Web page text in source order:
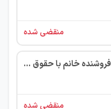
منقضی شده
استخدام فروشنده خانم با حقوق ثابت+پورسانت
منقضی شده